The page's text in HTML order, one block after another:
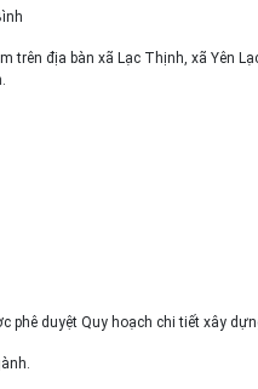
trên địa bàn xã Lạc Thịnh, xã Yên
phê duyệt Quy hoạch chi tiết xây